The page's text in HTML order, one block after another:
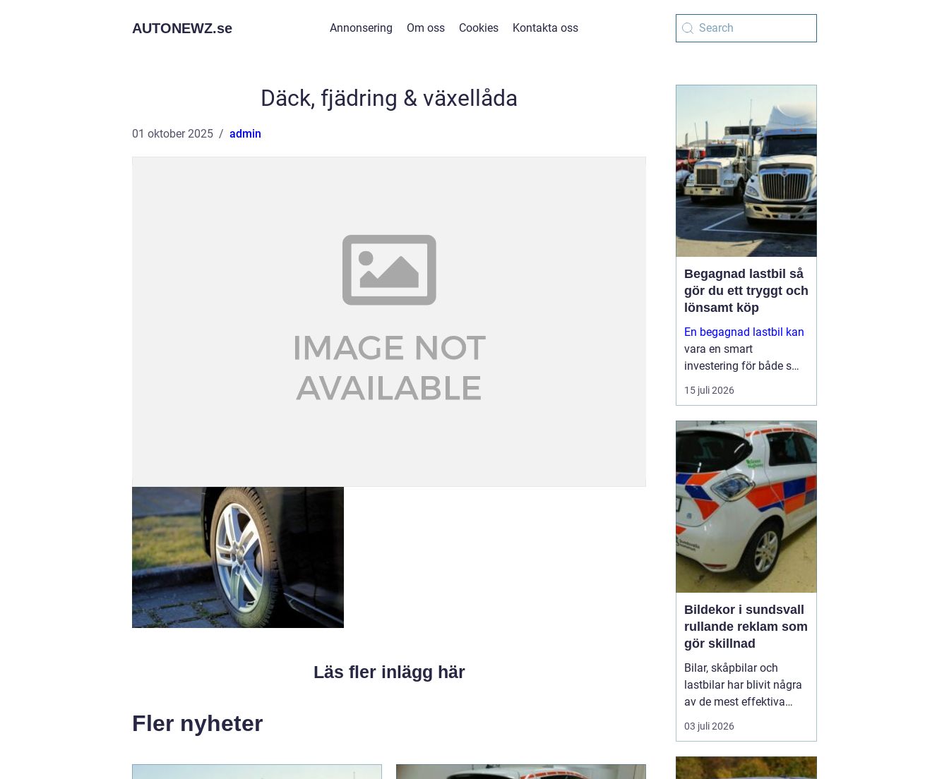
AUTONEWZ.se Annonsering Om oss Cookies Kontakta oss
Däck, fjädring & växellåda
01 oktober 2025 admin
Läs fler inlägg här
Fler nyheter
Begagnad lastbil så
gör du ett tryggt och
lönsamt köp
En begagnad lastbil kan
vara en smart
investering för både små
och stora företag. Du får
ofta mycket kapacitet
leveranstid och en bil
som redan visat vad den
går för i vardagen.
Sam...
15 juli 2026
Bildekor i sundsvall
rullande reklam som
gör skillnad
Bilar, skåpbilar och
lastbilar har blivit några
av de mest effektiva
reklampelarna vi har i
vardagen. En
att ett företag syns
03 juli 2026